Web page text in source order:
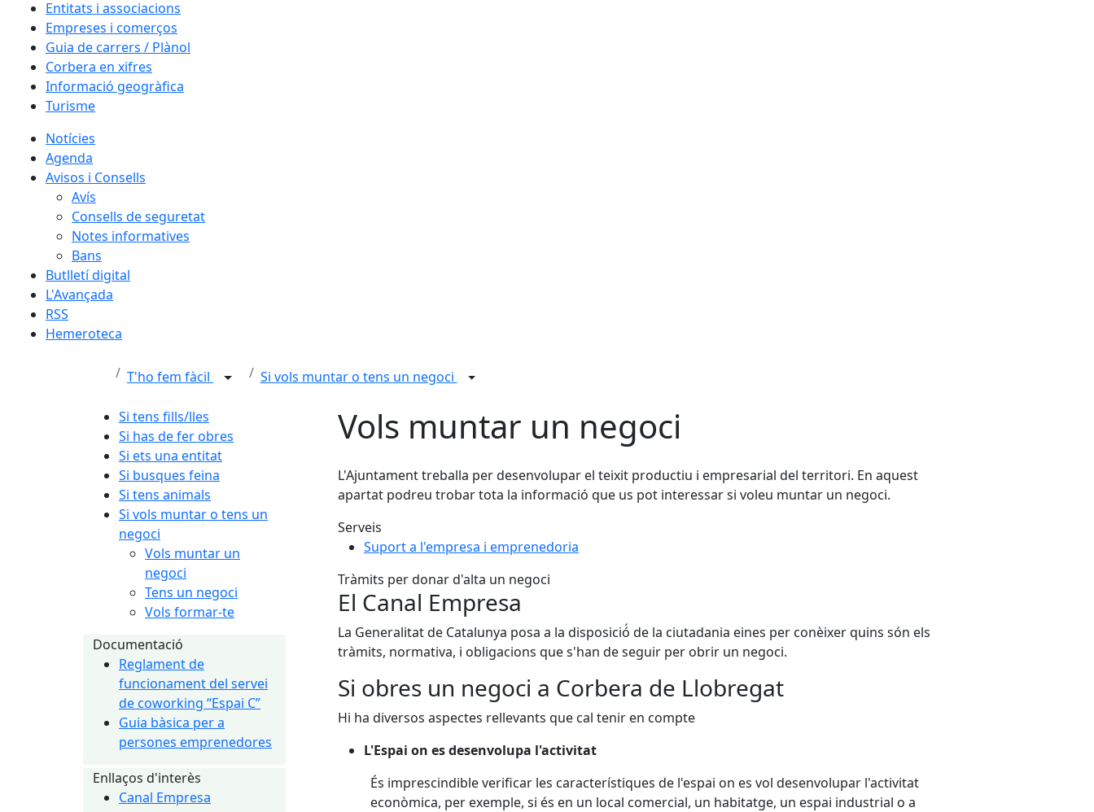
Entitats i associacions
Empreses i comerços
Guia de carrers / Plànol
Corbera en xifres
Informació geogràfica
Turisme
Notícies
Agenda
Avisos i Consells
Avís
Consells de seguretat
Notes informatives
Bans
Butlletí digital
L'Avançada
RSS
Hemeroteca
T'ho fem fàcil Si vols muntar o tens un negoci
Si tens fills/lles
Si has de fer obres
Si ets una entitat
Si busques feina
Si tens animals
Si vols muntar o tens un
negoci
Vols muntar un
negoci
Tens un negoci
Vols formar-te
Documentació
Reglament de
funcionament del servei
de coworking “Espai C”
Guia bàsica per a
persones emprenedores
Enllaços d'interès
Canal Empresa
Vols muntar un negoci
L'Ajuntament treballa per desenvolupar el teixit productiu i empresarial del territori. En aquest
apartat podreu trobar tota la informació que us pot interessar si voleu muntar un negoci.
Serveis
Suport a l'empresa i emprenedoria
Tràmits per donar d'alta un negoci
El Canal Empresa
La Generalitat de Catalunya posa a la disposició́ de la ciutadania eines per conèixer quins són els
tràmits, normativa, i obligacions que s'han de seguir per obrir un negoci.
Si obres un negoci a Corbera de Llobregat
Hi ha diversos aspectes rellevants que cal tenir en compte
L'Espai on es desenvolupa l'activitat
És imprescindible verificar les característiques de l'espai on es vol desenvolupar l'activitat
econòmica, per exemple, si és en un local comercial, un habitatge, un espai industrial o a